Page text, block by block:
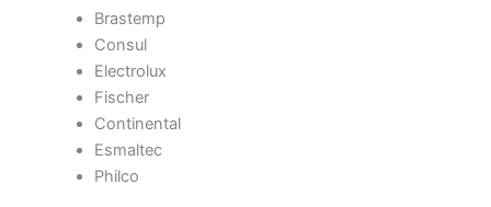
Brastemp
Consul
Electrolux
Fischer
Continental
Esmaltec
Philco